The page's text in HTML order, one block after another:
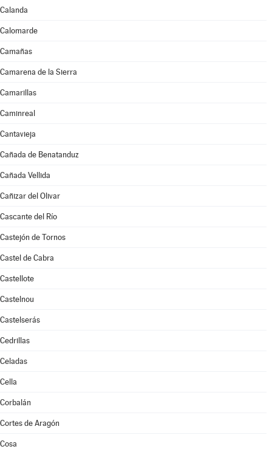
Calanda
Calomarde
Camañas
Camarena de la Sierra
Camarillas
Caminreal
Cantavieja
Cañada de Benatanduz
Cañada Vellida
Cañizar del Olivar
Cascante del Río
Castejón de Tornos
Castel de Cabra
Castellote
Castelnou
Castelserás
Cedrillas
Celadas
Cella
Corbalán
Cortes de Aragón
Cosa